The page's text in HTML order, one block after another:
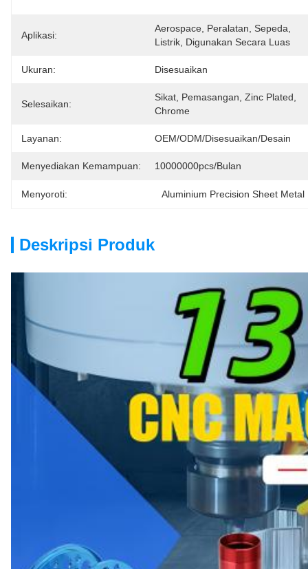
Aplikasi:
Aerospace, Peralatan, Sepeda,
Listrik, Digunakan Secara Luas
Ukuran: Disesuaikan
Selesaikan:
Sikat, Pemasangan, Zinc Plated,
Chrome
Layanan: OEM/ODM/Disesuaikan/Desain
Menyediakan Kemampuan: 10000000pcs/Bulan
Menyoroti: Aluminium Precision Sheet Metal
Deskripsi Produk